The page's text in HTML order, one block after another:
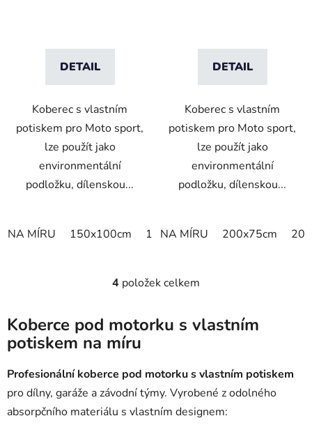
DETAIL
Koberec s vlastním
potiskem pro Moto sport,
lze použít jako
environmentální
podložku, dílenskou...
NA MÍRU 150x100cm 180x85cm 190x75cm
DETAIL
Koberec s vlastním
potiskem pro Moto sport,
lze použít jako
environmentální
podložku, dílenskou...
NA MÍRU 200x75cm
O
l
á
a
c
í
p
4 položek celkem
Koberce pod motorku s vlastním
potiskem na míru
Profesionální koberce pod motorku s vlastním potiskem
pro dílny, garáže a závodní týmy. Vyrobené z odolného
absorpčního materiálu s vlastním designem: